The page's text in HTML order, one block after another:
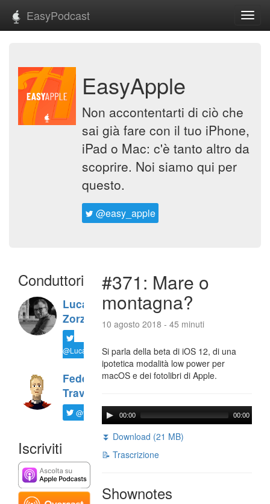
EasyPodcast
EasyApple
Non accontentarti di ciò che
sai già fare con il tuo iPhone,
iPad o Mac: c'è tanto altro da
scoprire. Noi siamo qui per
questo.
@easy_apple
Conduttori
Luca
Zorzi
@LucaTNT
Federico
Travaini
@ftrava
Iscriviti
#371: Mare o
montagna?
10 agosto 2018 - 45 minuti
Si parla della beta di iOS 12, di una
ipotetica modalità low power per
macOS e dei fotolibri di Apple.
00:00 00:00
⏬ Download (21 MB)
📝 Trascrizione
Shownotes